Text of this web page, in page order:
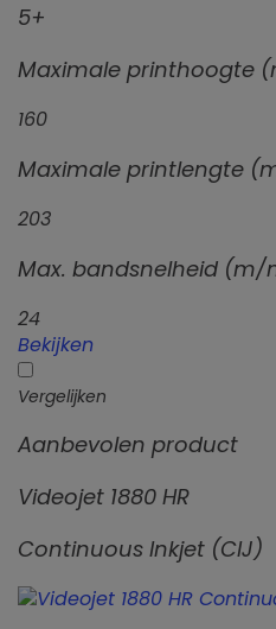
5+
Maximale printhoogte
160
Maximale printlengte
203
Max. bandsnelheid (m/
24
Bekijken
Vergelijken
Aanbevolen product
Videojet 1880 HR
Continuous Inkjet (CIJ)